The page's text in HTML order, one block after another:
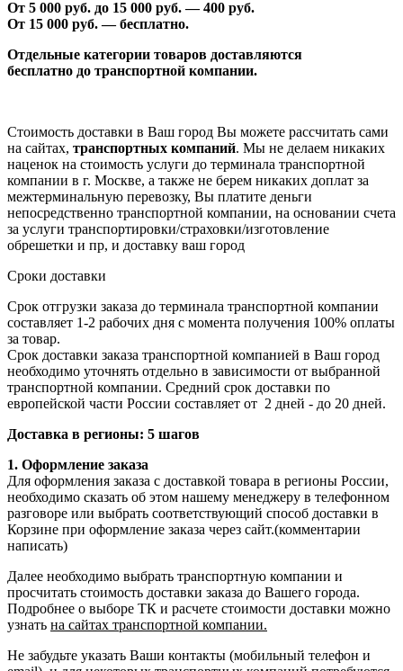
От 5 000 руб. до 15 000 руб. —400 руб.
От 15 000 руб. — бесплатно.
Отдельные категории товаров доставляются
бесплатно до транспортной компании.
Стоимость доставки в Ваш город Вы можете рассчитать сами
на сайтах, транспортных компаний. Мы не делаем никаких
наценок на стоимость услуги до терминала транспортной
компании в г. Москве, а также не берем никаких доплат за
межтерминальную перевозку, Вы платите деньги
непосредственно транспортной компании, на основании счета
за услуги транспортировки/страховки/изготовление
обрешетки и пр, и доставку ваш город
Сроки доставки
Срок отгрузки заказа до терминала транспортной компании
составляет 1-2 рабочих дня с момента получения 100% оплаты
за товар.
Срок доставки заказа транспортной компанией в Ваш город
необходимо уточнять отдельно в зависимости от выбранной
транспортной компании. Средний срок доставки по
европейской части России составляет от 2 дней - до 20 дней.
Доставка в регионы: 5 шагов
1. Оформление заказа
Для оформления заказа с доставкой товара в регионы России,
необходимо сказать об этом нашему менеджеру в телефонном
разговоре или выбрать соответствующий способ доставки в
Корзине при оформление заказа через сайт.(комментарии
написать)
Далее необходимо выбрать транспортную компании и
просчитать стоимость доставки заказа до Вашего города.
Подробнее о выборе ТК и расчете стоимости доставки можно
узнать на сайтах транспортной компании.
Не забудьте указать Ваши контакты (мобильный телефон и